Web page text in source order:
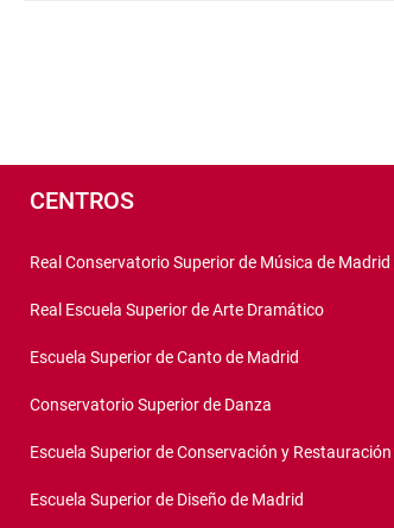
CENTROS
Real Conservatorio Superior de Música de Madrid
Real Escuela Superior de Arte Dramático
Escuela Superior de Canto de Madrid
Conservatorio Superior de Danza
Escuela Superior de Conservación y
Escuela Superior de Diseño de Madrid